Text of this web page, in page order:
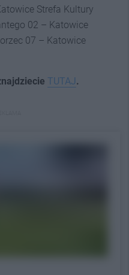
Strefa Kultury
02 – Katowice
07 – Katowice
TUTAJ.